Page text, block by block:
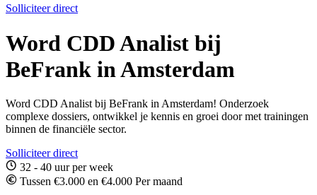
Solliciteer direct
Word CDD Analist bij
BeFrank in Amsterdam
Word CDD Analist bij BeFrank in Amsterdam! Onderzoek
complexe dossiers, ontwikkel je kennis en groei door met trainingen
binnen de financiële sector.
Solliciteer direct
32 - 40 uur per week
Tussen €3.000 en €4.000 Per maand